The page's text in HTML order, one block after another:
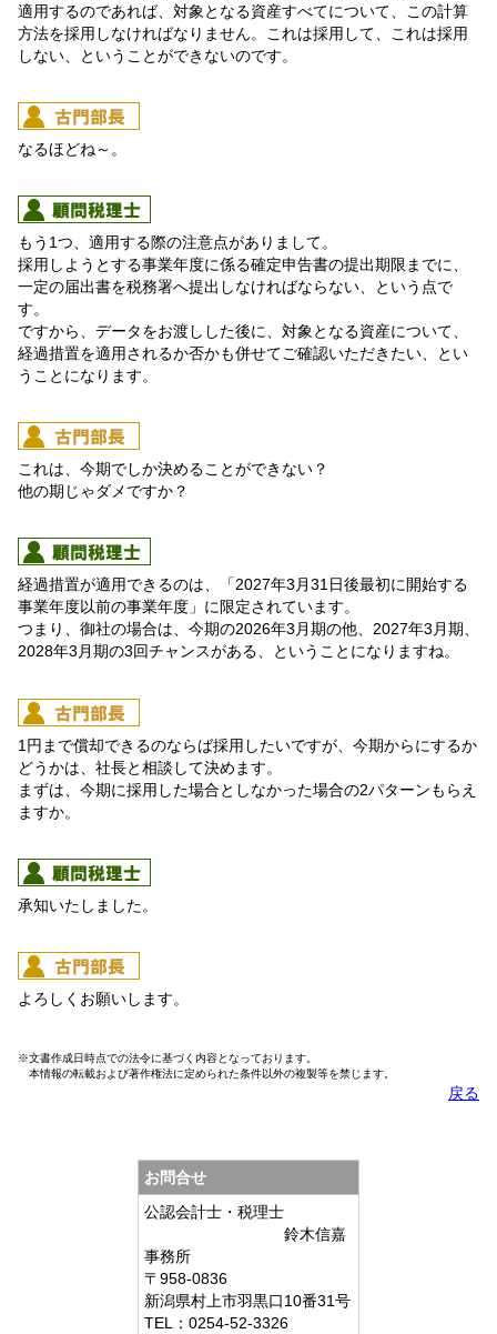
適用するのであれば、対象となる資産すべてについて、この計算
方法を採用しなければなりません。これは採用して、これは採用
しない、ということができないのです。
なるほどね～。
もう1つ、適用する際の注意点がありまして。
採用しようとする事業年度に係る確定申告書の提出期限までに、
一定の届出書を税務署へ提出しなければならない、という点で
す。
ですから、データをお渡しした後に、対象となる資産について、
経過措置を適用されるか否かも併せてご確認いただきたい、とい
うことになります。
これは、今期でしか決めることができない？
他の期じゃダメですか？
経過措置が適用できるのは、「2027年3月31日後最初に開始する
事業年度以前の事業年度」に限定されています。
つまり、御社の場合は、今期の2026年3月期の他、2027年3月期、
2028年3月期の3回チャンスがある、ということになりますね。
1円まで償却できるのならば採用したいですが、今期からにするか
どうかは、社長と相談して決めます。
まずは、今期に採用した場合としなかった場合の2パターンもらえ
ますか。
承知いたしました。
よろしくお願いします。
※文書作成日時点での法令に基づく内容となっております。
本情報の転載および著作権法に定められた条件以外の複製等を禁じます。
戻る
お問合せ
公認会計士・税理士
鈴木信嘉
事務所
〒958-0836
新潟県村上市羽黒口10番31号
TEL：0254-52-3326